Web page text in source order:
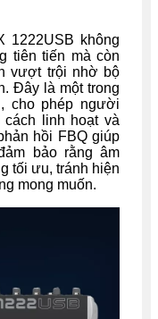
1222USB không
tiên tiến mà còn
vượt trội nhờ bộ
Đây là một trong
cho phép người
linh hoạt và
hồi FBQ giúp
bảo rằng âm
tối ưu, tránh hiện
mong muốn.